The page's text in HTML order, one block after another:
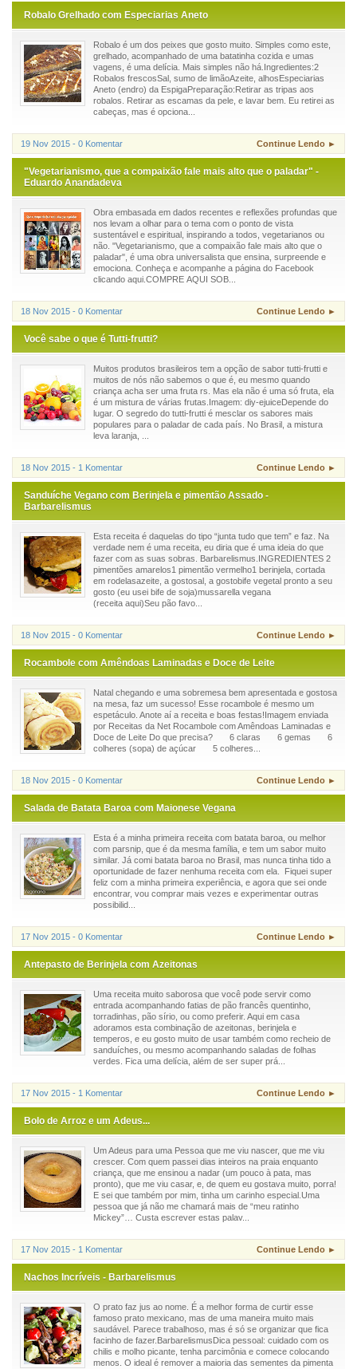
Robalo Grelhado com Especiarias Aneto
Robalo é um dos peixes que gosto muito. Simples como este,
grelhado, acompanhado de uma batatinha cozida e umas
vagens, é uma delícia. Mais simples não há.Ingredientes:2
Robalos frescosSal, sumo de limãoAzeite, alhosEspeciarias
Aneto (endro) da EspigaPreparação:Retirar as tripas aos
robalos. Retirar as escamas da pele, e lavar bem. Eu retirei as
cabeças, mas é opciona...
19 Nov 2015 - 0 Komentar Continue Lendo ►
"Vegetarianismo, que a compaixão fale mais alto que o paladar" -
Eduardo Anandadeva
Obra embasada em dados recentes e reflexões profundas que
nos levam a olhar para o tema com o ponto de vista
sustentável e espiritual, inspirando a todos, vegetarianos ou
não. "Vegetarianismo, que a compaixão fale mais alto que o
paladar", é uma obra universalista que ensina, surpreende e
emociona. Conheça e acompanhe a página do Facebook
clicando aqui.COMPRE AQUI SOB...
18 Nov 2015 - 0 Komentar Continue Lendo ►
Você sabe o que é Tutti-frutti?
Muitos produtos brasileiros tem a opção de sabor tutti-frutti e
muitos de nós não sabemos o que é, eu mesmo quando
criança acha ser uma fruta rs. Mas ela não é uma só fruta, ela
é um mistura de várias frutas.Imagem: diy-ejuiceDepende do
lugar. O segredo do tutti-frutti é mesclar os sabores mais
populares para o paladar de cada país. No Brasil, a mistura
leva laranja, ...
18 Nov 2015 - 1 Komentar Continue Lendo ►
Sanduíche Vegano com Berinjela e pimentão Assado -
Barbarelismus
Esta receita é daquelas do tipo “junta tudo que tem” e faz. Na
verdade nem é uma receita, eu diria que é uma ideia do que
fazer com as suas sobras. Barbarelismus.INGREDIENTES 2
pimentões amarelos1 pimentão vermelho1 berinjela, cortada
em rodelasazeite, a gostosal, a gostobife vegetal pronto a seu
gosto (eu usei bife de soja)mussarella vegana
(receita aqui)Seu pão favo...
18 Nov 2015 - 0 Komentar Continue Lendo ►
Rocambole com Amêndoas Laminadas e Doce de Leite
Natal chegando e uma sobremesa bem apresentada e gostosa
na mesa, faz um sucesso! Esse rocambole é mesmo um
espetáculo. Anote aí a receita e boas festas!Imagem enviada
por Receitas da Net Rocambole com Amêndoas Laminadas e
Doce de Leite Do que precisa? 6 claras 6 gemas 6
colheres (sopa) de açúcar 5 colheres...
18 Nov 2015 - 0 Komentar Continue Lendo ►
Salada de Batata Baroa com Maionese Vegana
Esta é a minha primeira receita com batata baroa, ou melhor
com parsnip, que é da mesma família, e tem um sabor muito
similar. Já comi batata baroa no Brasil, mas nunca tinha tido a
oportunidade de fazer nenhuma receita com ela. Fiquei super
feliz com a minha primeira experiência, e agora que sei onde
encontrar, vou comprar mais vezes e experimentar outras
possibilid...
17 Nov 2015 - 0 Komentar Continue Lendo ►
Antepasto de Berinjela com Azeitonas
Uma receita muito saborosa que você pode servir como
entrada acompanhando fatias de pão francês quentinho,
torradinhas, pão sírio, ou como preferir. Aqui em casa
adoramos esta combinação de azeitonas, berinjela e
temperos, e eu gosto muito de usar também como recheio de
sanduíches, ou mesmo acompanhando saladas de folhas
verdes. Fica uma delícia, além de ser super prá...
17 Nov 2015 - 1 Komentar Continue Lendo ►
Bolo de Arroz e um Adeus...
Um Adeus para uma Pessoa que me viu nascer, que me viu
crescer. Com quem passei dias inteiros na praia enquanto
criança, que me ensinou a nadar (um pouco à pata, mas
pronto), que me viu casar, e, de quem eu gostava muito, porra!
E sei que também por mim, tinha um carinho especial.Uma
pessoa que já não me chamará mais de “meu ratinho
Mickey”… Custa escrever estas palav...
17 Nov 2015 - 1 Komentar Continue Lendo ►
Nachos Incríveis - Barbarelismus
O prato faz jus ao nome. É a melhor forma de curtir esse
famoso prato mexicano, mas de uma maneira muito mais
saudável. Parece trabalhoso, mas é só se organizar que fica
facinho de fazer.BarbarelismusDica pessoal: cuidado com os
chilis e molho picante, tenha parcimônia e comece colocando
menos. O ideal é remover a maioria das sementes da pimenta